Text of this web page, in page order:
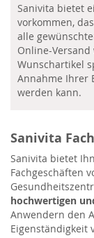
Sanivita bietet
vorkommen,
alle
Online-
Wunschartikel
Annahme Ihrer
werden kann.
Sanivita
Sanivita bietet
Fachgeschäften
hochwertigen
Anwendern den
Eigenständigkeit